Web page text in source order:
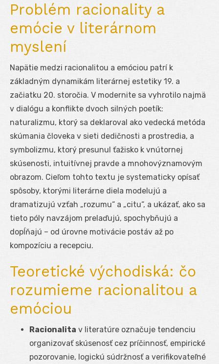
Problém racionality a
emócie v literárnom
myslení
Napätie medzi racionalitou a emóciou patrí k
základným dynamikám literárnej estetiky 19. a
začiatku 20. storočia. V modernite sa vyhrotilo najmä
v dialógu a konflikte dvoch silných poetík:
naturalizmu, ktorý sa deklaroval ako vedecká metóda
skúmania človeka v sieti dedičnosti a prostredia, a
symbolizmu, ktorý presunul ťažisko k vnútornej
skúsenosti, intuitívnej pravde a mnohovýznamovým
obrazom. Cieľom tohto textu je systematicky opísať
spôsoby, ktorými literárne diela modelujú a
dramatizujú vzťah „rozumu“ a „citu“, a ukázať, ako sa
tieto póly navzájom prelaďujú, spochybňujú a
dopĺňajú – od úrovne motivácie postáv až po
kompozíciu a recepciu.
Teoretické východiská: čo
rozumieme racionalitou a
emóciou
Racionalita v literatúre označuje tendenciu
organizovať skúsenosť cez príčinnosť, empirické
pozorovanie, logickú súdržnosť a verifikovateľné